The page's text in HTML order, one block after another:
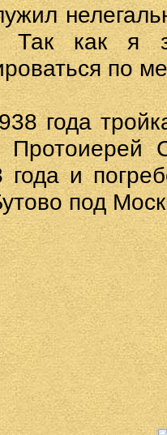
Так как я
по
года
Протоиерей
года и
под